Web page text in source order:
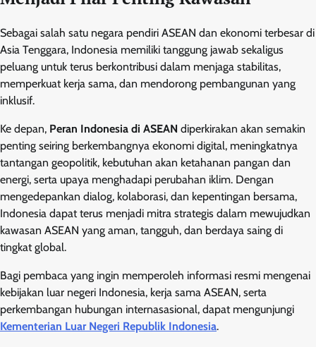
Sebagai salah satu negara pendiri ASEAN dan ekonomi terbesar di
Asia Tenggara, Indonesia memiliki tanggung jawab sekaligus
peluang untuk terus berkontribusi dalam menjaga stabilitas,
memperkuat kerja sama, dan mendorong pembangunan yang
inklusif.
Ke depan, Peran Indonesia di ASEAN diperkirakan akan semakin
penting seiring berkembangnya ekonomi digital, meningkatnya
tantangan geopolitik, kebutuhan akan ketahanan pangan dan
energi, serta upaya menghadapi perubahan iklim. Dengan
mengedepankan dialog, kolaborasi, dan kepentingan bersama,
Indonesia dapat terus menjadi mitra strategis dalam mewujudkan
kawasan ASEAN yang aman, tangguh, dan berdaya saing di
tingkat global.
Bagi pembaca yang ingin memperoleh informasi resmi mengenai
kebijakan luar negeri Indonesia, kerja sama ASEAN, serta
perkembangan hubungan internasasional, dapat mengunjungi
Kementerian Luar Negeri Republik Indonesia.